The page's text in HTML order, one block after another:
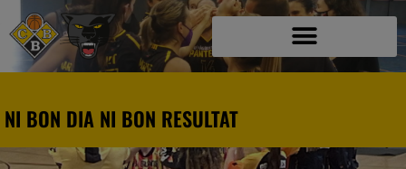
NI BON DIA NI BON RESULTAT